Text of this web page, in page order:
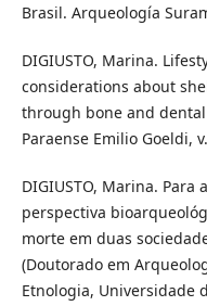
Brasil. Arqueología
DIGIUSTO, Marina.
considerations about
through bone and
Paraense Emilio Goeldi,
DIGIUSTO, Marina. Para
perspectiva
morte em duas
(Doutorado em
Etnologia, Universidade